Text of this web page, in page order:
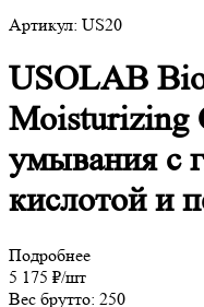
Артикул: US20
USOLAB
Moisturizing
умывания с
кислотой и
Подробнее
5 175 ₽/шт
Вес брутто: 250